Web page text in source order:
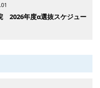
2026年度α選抜スケジュー